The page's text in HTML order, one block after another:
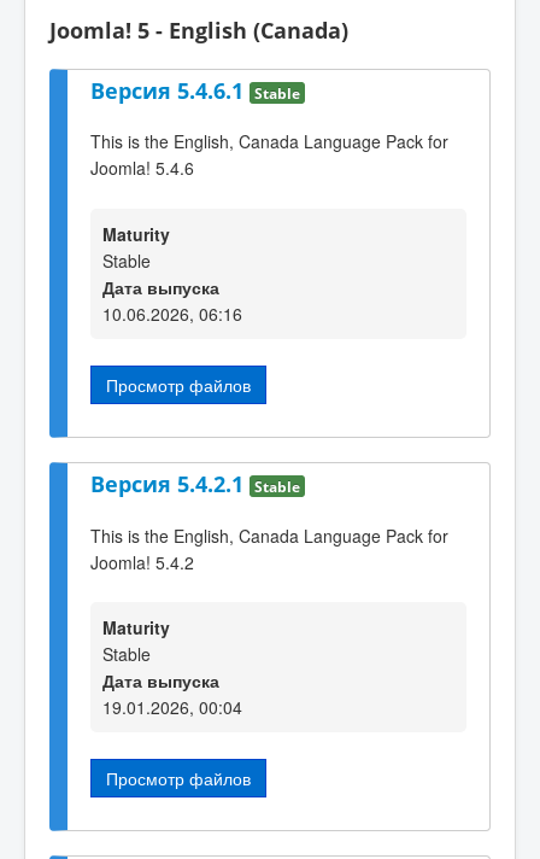
Joomla! 5 - English (Canada)
Версия 5.4.6.1 Stable
This is the English, Canada Language Pack for
Joomla! 5.4.6
Maturity
Stable
Дата выпуска
10.06.2026, 06:16
Просмотр файлов
Версия 5.4.2.1 Stable
This is the English, Canada Language Pack for
Joomla! 5.4.2
Maturity
Stable
Дата выпуска
19.01.2026, 00:04
Просмотр файлов